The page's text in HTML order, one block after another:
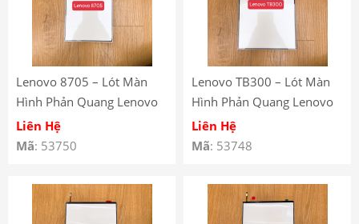
Lenovo 8705 – Lót Màn
Hình Phản Quang Lenovo
Tab M8 FHD TB-8705 –
Lenovo Tab M8 FHD
Liên Hệ
Mã: 53750
Lenovo TB300 – Lót Màn
Hình Phản Quang Lenovo
Tab M8 HD (Gen 4) TB-300
– Lenovo Tab M8 HD (Gen
Liên Hệ
Mã: 53748